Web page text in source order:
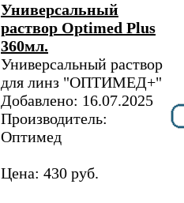
Универсальный
раствор Optimed Plus
360мл.
Универсальный раствор
для линз "ОПТИМЕД+"
Добавлено: 16.07.2025
Производитель:
Оптимед
Цена: 430 руб.